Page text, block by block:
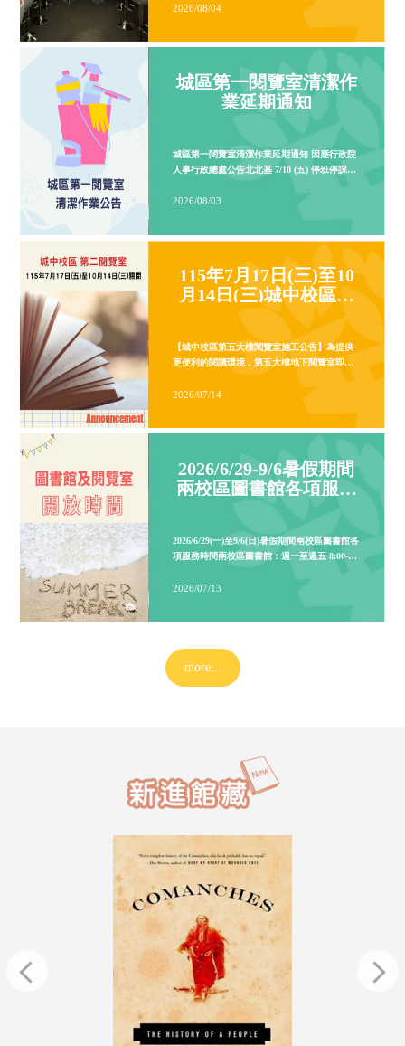
【圖書館暫停服務通知】配合教育部
發生網路中斷情形，造成圖書館相關
暫時無法使用。影響範圍：8/9 (日)
17:001. 圖書館網頁、借還書服務及紀
電子資源、校外連線等網路服務。2.
約取書櫃。造成不便 敬請見諒外雙溪
02-28819471 分機5132(借還書)城 中
02-23111531 分機2447(借還書)
2026/08/04
城區第一閱覽室清潔作
業延期通知
城區第一閱覽室清潔作業延期通知 因
人事行政總處公告北北基 7/10 (五) 停
原訂於當日進行的「城區第一閱覽室
業也因此順延辦理！請大家多加留意
訊，以免白跑一趟!! 延期資訊新訂清
月14日 (五) 清潔期間影響範圍城中第
室： 清潔作業期間全面「暫停開放」
櫃： 因配合地板打蠟作業，為維護大
B1 置物櫃的相關問題，請撥打校內分機
2026/08/03
115年7月17日(三)至10
月14日(三)城中校區第
五大樓閱覽室施工關閉
公告
【城中校區第五大樓閱覽室施工公告
諒。有自習需求的同學，請留意以下
放資訊：&nbsp;施工與管制期間115
(五) ～ 10月14日(三)&nbsp;各區開放
&nbsp;替代自習空間為兼顧同學的自
用。開放期間：7月17日(五) ～ 10月
放時間：08:00 ～ 22:00施工期間請多
一閱覽室及6604會議室，謝謝大家的
2026/6/29-9/6暑假期間
兩校區圖書館各項服務
開放時間及年度清潔公
2026/6/29(一)至9/6(日)暑假期間兩校
項服務時間兩校區圖書館：週一至週
16:00；週六日不開館兩校區非書資料
至週四 8:00-16:00；週五、週六日不
第二閱覽室：不開放(依據東吳大學空
員會 114 學年度第 1 學期會議決議，
2026/07/13
more...